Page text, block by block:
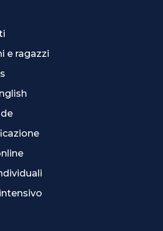
e ragazzi